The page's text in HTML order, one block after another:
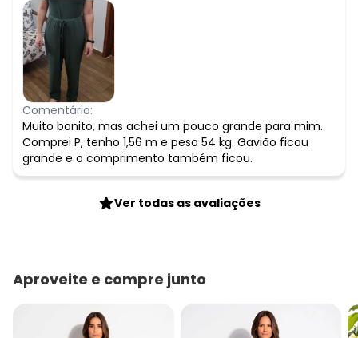
Comentário:
Muito bonito, mas achei um pouco grande para mim.
Comprei P, tenho 1,56 m e peso 54 kg. Gavião ficou
grande e o comprimento também ficou.
Ver todas as avaliações
Aproveite e compre junto